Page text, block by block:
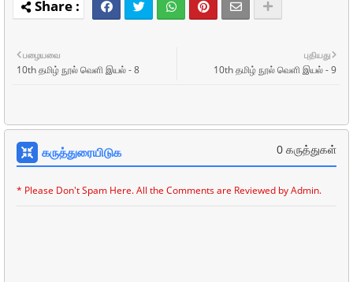
புதியது
10th தமிழ் நூல் வெளி இயல் - 9
பழையவை
10th தமிழ் நூல் வெளி இயல் - 8
கருத்துரையிடுக 0 கருத்துகள்
* Please Don't Spam Here. All the Comments are Reviewed by Admin.